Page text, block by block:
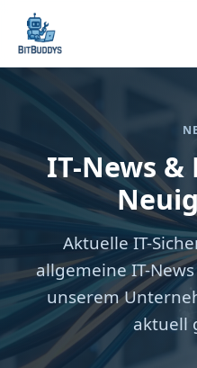
IT-News &
Aktuelle IT-
allgemeine IT-
unserem
aktuell